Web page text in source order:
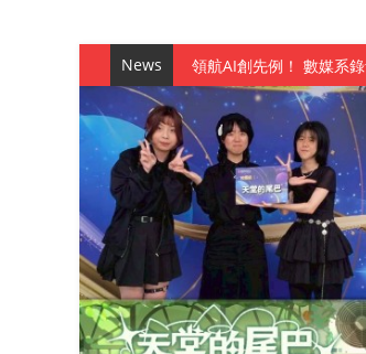
News
觀管系展現跨域創新與
學務處舉辦「董事長『
成人之美成就學生夢想
金曲陣容強勢進駐！中
數媒系《天堂的尾巴》、
師生攜手磨練一個月！
一銀彭仁主中國科大開講
通識教育中心主辦「114